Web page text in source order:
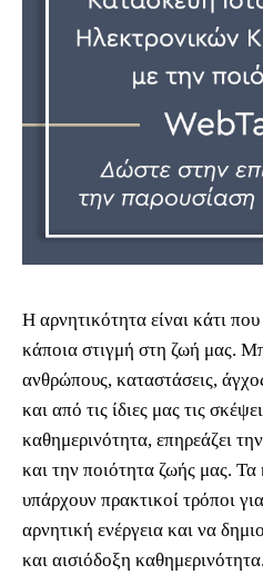
Η αρνητικότητα είναι κάτι
κάποια στιγμή στη ζωή μας.
ανθρώπους, καταστάσεις,
και από τις ίδιες μας τις
καθημερινότητα, επηρεάζει
και την ποιότητα ζωής μας. Τα
υπάρχουν πρακτικοί τρόποι
αρνητική ενέργεια και να
και αισιόδοξη καθημερινότητα.